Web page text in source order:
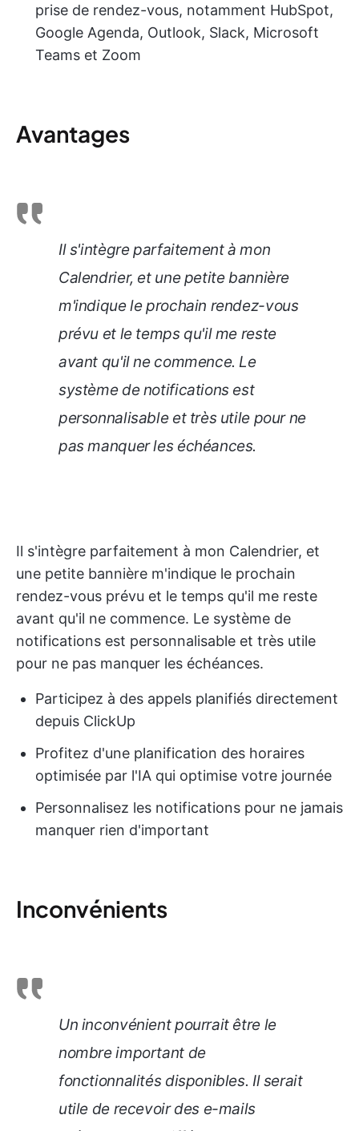
prise de rendez-vous, notamment HubSpot,
Google Agenda, Outlook, Slack, Microsoft
Teams et Zoom
Avantages
Il s'intègre parfaitement à mon
Calendrier, et une petite bannière
m'indique le prochain rendez-vous
prévu et le temps qu'il me reste
avant qu'il ne commence. Le
système de notifications est
personnalisable et très utile pour ne
pas manquer les échéances.
Il s'intègre parfaitement à mon Calendrier, et
une petite bannière m'indique le prochain
rendez-vous prévu et le temps qu'il me reste
avant qu'il ne commence. Le système de
notifications est personnalisable et très utile
pour ne pas manquer les échéances.
Participez à des appels planifiés directement
depuis ClickUp
Profitez d'une planification des horaires
optimisée par l'IA qui optimise votre journée
Personnalisez les notifications pour ne jamais
manquer rien d'important
Inconvénients
Un inconvénient pourrait être le
nombre important de
fonctionnalités disponibles. Il serait
utile de recevoir des e-mails